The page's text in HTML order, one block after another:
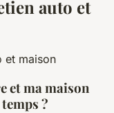
auto et
et ma maison
?